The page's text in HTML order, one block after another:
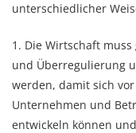
unterschiedlicher
1. Die Wirtschaft
und Überregulierung
werden, damit sich
Unternehmen und
entwickeln können